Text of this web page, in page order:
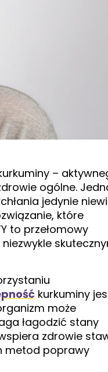
–
ogólne.
jedynie
które
to przełomowy
kurkuminy
może
łagodzić stany
zdrowie
metod poprawy